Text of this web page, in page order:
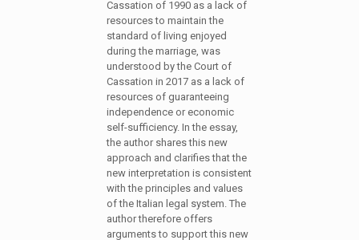
Cassation of 1990 as a lack of
resources to maintain the
standard of living enjoyed
during the marriage, was
understood by the Court of
Cassation in 2017 as a lack of
resources of guaranteeing
independence or economic
self-sufficiency. In the essay,
the author shares this new
approach and clarifies that the
new interpretation is consistent
with the principles and values
of the Italian legal system. The
author therefore offers
arguments to support this new